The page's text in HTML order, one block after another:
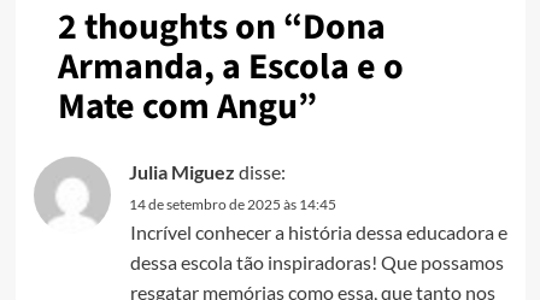
2 thoughts on “Dona
Armanda, a Escola e o
Mate com Angu”
Julia Miguez disse:
14 de setembro de 2025 às 14:45
Incrível conhecer a história dessa educadora e
dessa escola tão inspiradoras! Que possamos
resgatar memórias como essa, que tanto nos